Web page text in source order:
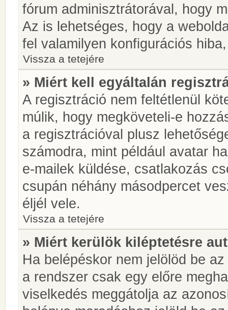
fórum adminisztrátorával, hogy
Az is lehetséges, hogy a
fel valamilyen konfigurációs
Vissza a tetejére
» Miért kell egyáltalán
A regisztráció nem feltétlenül
múlik, hogy megköveteli-e
a regisztrációval plusz
számodra, mint például avatar
e-mailek küldése, csatlakozás
csupán néhány másodpercet
éljél vele.
Vissza a tetejére
» Miért kerülök kiléptetésre
Ha belépéskor nem jelölöd be az
a rendszer csak egy előre
viselkedés meggátolja az